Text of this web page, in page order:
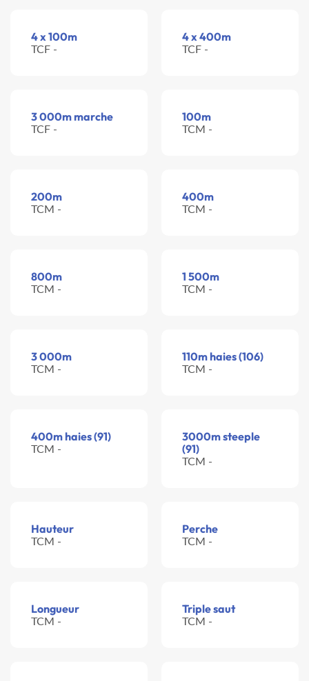
4 x 100m
TCF -
4 x 400m
TCF -
3 000m marche
TCF -
100m
TCM -
200m
TCM -
400m
TCM -
800m
TCM -
1 500m
TCM -
3 000m
TCM -
110m haies (106)
TCM -
400m haies (91)
TCM -
3000m steeple
(91)
TCM -
Hauteur
TCM -
Perche
TCM -
Longueur
TCM -
Triple saut
TCM -